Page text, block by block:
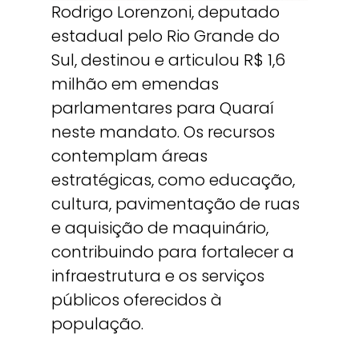
Rodrigo Lorenzoni, deputado
estadual pelo Rio Grande do
Sul, destinou e articulou R$ 1,6
milhão em emendas
parlamentares para Quaraí
neste mandato. Os recursos
contemplam áreas
estratégicas, como educação,
cultura, pavimentação de ruas
e aquisição de maquinário,
contribuindo para fortalecer a
infraestrutura e os serviços
públicos oferecidos à
população.